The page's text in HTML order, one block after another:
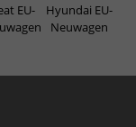
EU-
Hyundai EU-
Neuwagen